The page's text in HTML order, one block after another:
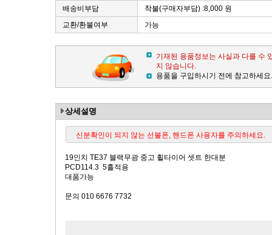
배송비부담
착불(구매자부담) :8,000 원
교환/환불여부
가능
기재된 용품정보는 사실과 다를 수
지 않습니다.
용품을 구입하시기 전에 참고하세
상세설명
신분확인이 되지 않는 선불폰, 핸드폰 사용자를 주의하세요.
19인치 TE37 블랙무광 중고 휠타이어 셋트 한대분
PCD114.3 5홀적용
대품가능
문의 010 6676 7732